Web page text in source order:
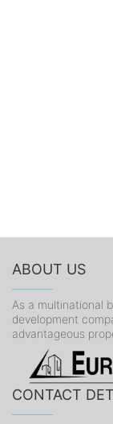
ABOUT US
As a multinational
development
advantageous
CONTACT